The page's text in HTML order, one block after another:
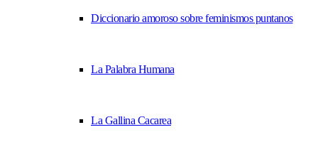
Diccionario amoroso sobre feminismos puntanos
La Palabra Humana
La Gallina Cacarea